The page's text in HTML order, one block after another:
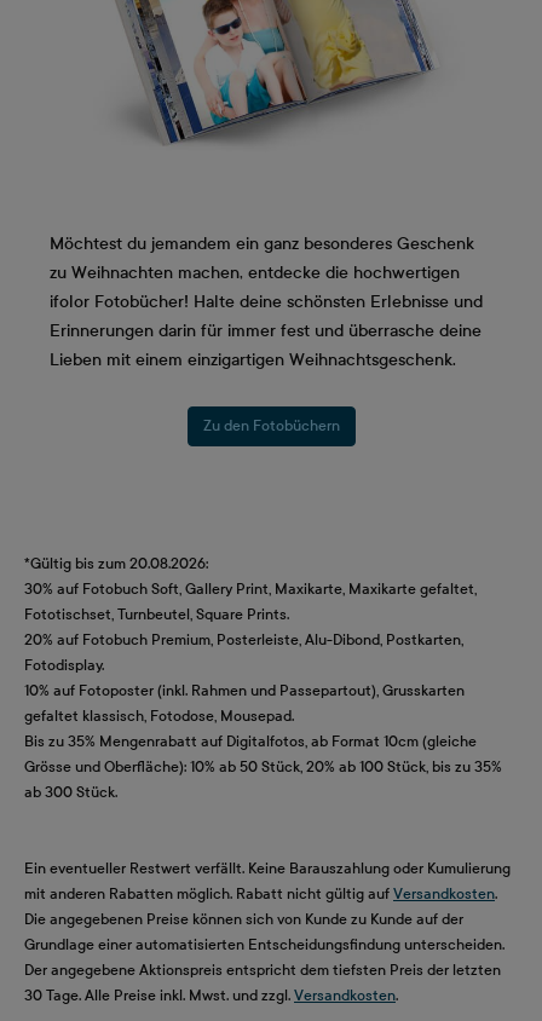
Möchtest du jemandem ein ganz besonderes Geschenk
zu Weihnachten machen, entdecke die hochwertigen
ifolor Fotobücher! Halte deine schönsten Erlebnisse und
Erinnerungen darin für immer fest und überrasche deine
Lieben mit einem einzigartigen Weihnachtsgeschenk.
Zu den Fotobüchern
*Gültig bis zum 20.08.2026:
30% auf Fotobuch Soft, Gallery Print, Maxikarte, Maxikarte gefaltet,
Fototischset, Turnbeutel, Square Prints.
20% auf Fotobuch Premium, Posterleiste, Alu-Dibond, Postkarten,
Fotodisplay.
10% auf Fotoposter (inkl. Rahmen und Passepartout), Grusskarten
gefaltet klassisch, Fotodose, Mousepad.
Bis zu 35% Mengenrabatt auf Digitalfotos, ab Format 10cm (gleiche
Grösse und Oberfläche): 10% ab 50 Stück, 20% ab 100 Stück, bis zu 35%
ab 300 Stück.
Ein eventueller Restwert verfällt. Keine Barauszahlung oder Kumulierung
mit anderen Rabatten möglich. Rabatt nicht gültig auf Versandkosten.
Die angegebenen Preise können sich von Kunde zu Kunde auf der
Grundlage einer automatisierten Entscheidungsfindung unterscheiden.
Der angegebene Aktionspreis entspricht dem tiefsten Preis der letzten
30 Tage. Alle Preise inkl. Mwst. und zzgl. Versandkosten.